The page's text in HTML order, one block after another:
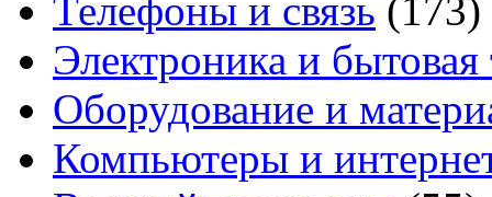
Телефоны и связь (173)
Электроника и бытовая
Оборудование и
Компьютеры и